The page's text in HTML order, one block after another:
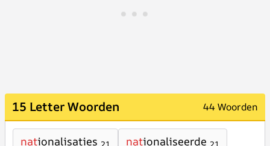
15 Letter Woorden 44 Woorden
nationalisaties nationaliseerde